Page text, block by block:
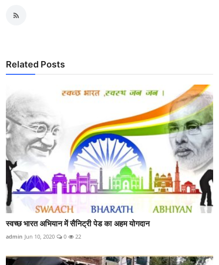
Related Posts
स्वच्छ भारत अभियान में सैनिट्री पेड का अहम योगदान
admin Jun 10, 2020 0 22